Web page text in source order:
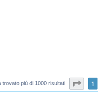
trovato più di 1000 risultati 1